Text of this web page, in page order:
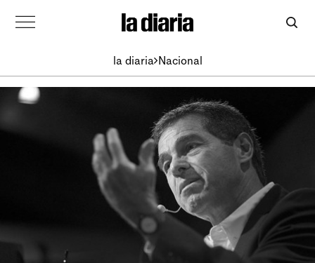
la diaria Nacional